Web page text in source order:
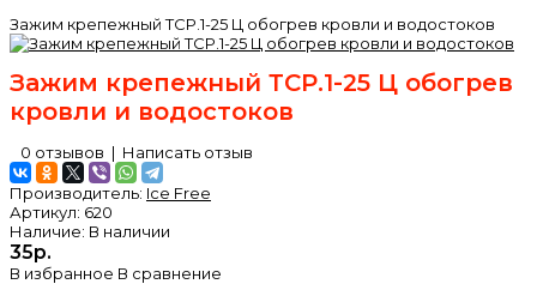
Зажим крепежный ТСР.1-25 Ц обогрев кровли и водостоков
Зажим крепежный ТСР.1-25 Ц обогрев
кровли и водостоков
0 отзывов | Написать отзыв
Производитель: Ice Free
Артикул: 620
Наличие: В наличии
35р.
В избранное В сравнение